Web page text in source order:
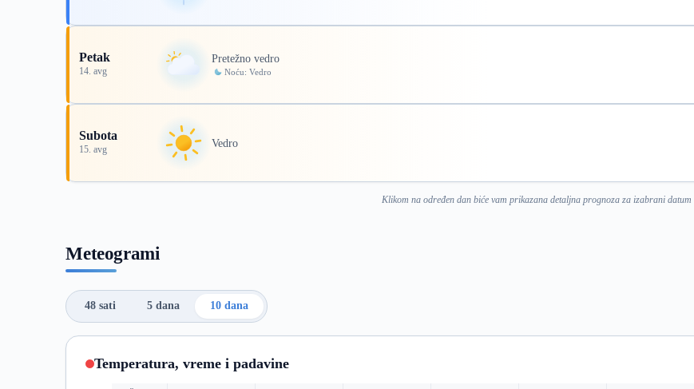
Petak
14. avg
Pretežno vedro
Noću: Vedro
Subota
15. avg Vedro
Klikom na određen dan biće vam prikazana detaljna prognoza za izabrani datum
Meteogrami
48 sati 5 dana 10 dana
Temperatura, vreme i padavine